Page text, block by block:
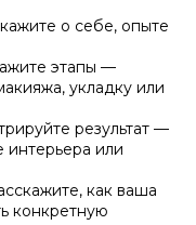
о себе, опыте
этапы —
укладку или
результат —
или
как ваша
конкретную